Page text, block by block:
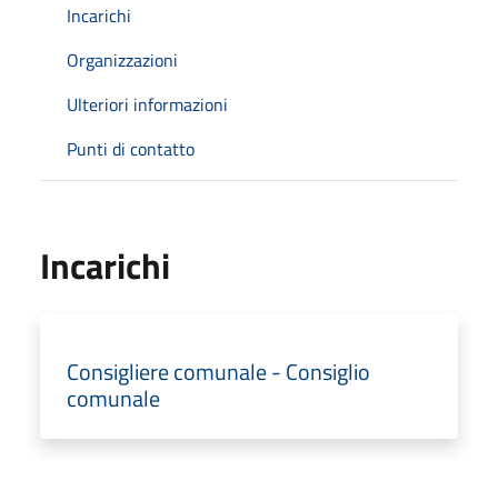
Incarichi
Organizzazioni
Ulteriori informazioni
Punti di contatto
Incarichi
Consigliere comunale - Consiglio
comunale